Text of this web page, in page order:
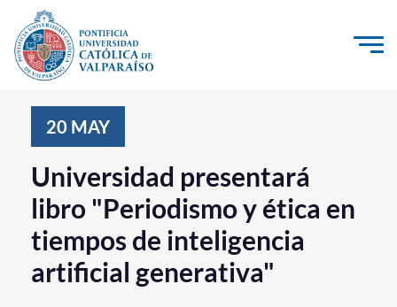
Click acá para ir directamente al contenido
Investigación, Creación e Innovación
PUCV Internacional
Vinculación con el Medio
Admisión
20 MAY
Universidad presentará
libro "Periodismo y ética en
tiempos de inteligencia
artificial generativa"